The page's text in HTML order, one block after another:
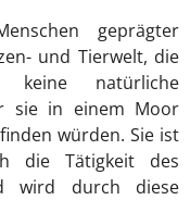
geprägter
und Tierwelt, die
natürliche
sie in einem Moor
würden. Sie ist
die Tätigkeit des
wird durch diese